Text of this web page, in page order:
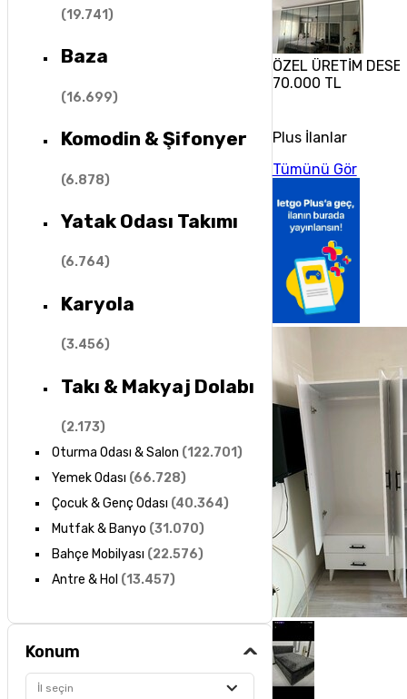
(19.741)
Baza
(16.699)
Komodin & Şifonyer
(6.878)
Yatak Odası Takımı
(6.764)
Karyola
(3.456)
Takı & Makyaj Dolabı
(2.173)
Oturma Odası & Salon (122.701)
Yemek Odası (66.728)
Çocuk & Genç Odası (40.364)
Mutfak & Banyo (31.070)
Bahçe Mobilyası (22.576)
Antre & Hol (13.457)
Konum
İl seçin
ÖZEL ÜRETİM
70.000 TL
Plus İlanlar
Tümünü Gör